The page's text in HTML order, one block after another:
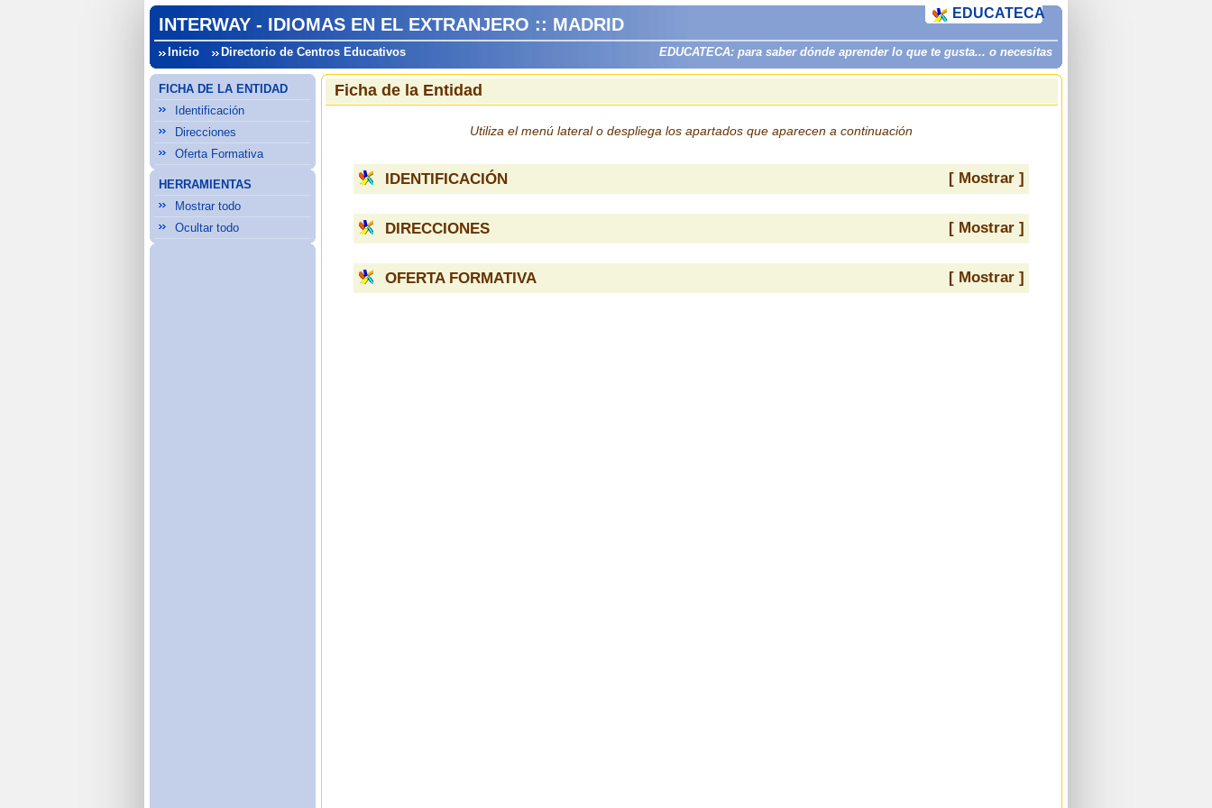
INTERWAY - IDIOMAS EN EL EXTRANJERO :: MADRID
Inicio Directorio de Centros Educativos EDUCATECA: para saber dónde aprender lo que te gusta... o necesitas
EDUCATECA
FICHA DE LA ENTIDAD
Identificación
Direcciones
Oferta Formativa
HERRAMIENTAS
Mostrar todo
Ocultar todo
Ficha de la Entidad
Utiliza el menú lateral o despliega los apartados que aparecen a continuación
IDENTIFICACIÓN [ Mostrar ]
DIRECCIONES [ Mostrar ]
OFERTA FORMATIVA [ Mostrar ]